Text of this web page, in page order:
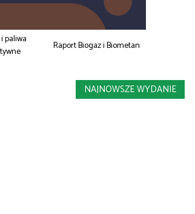
paliwa
Raport Biogaz i Biometan
NAJNOWSZE WYDANIE